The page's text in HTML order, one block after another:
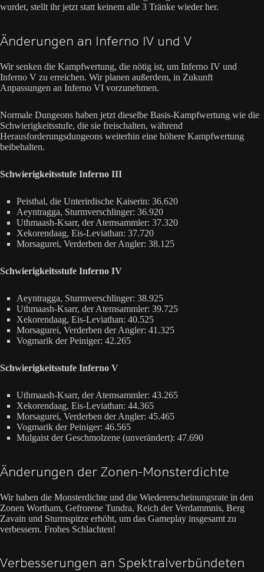
wurdet, stellt ihr jetzt statt keinem alle 3 Tränke wieder her.
Änderungen an Inferno IV und V
Wir senken die Kampfwertung, die nötig ist, um Inferno IV und
Inferno V zu erreichen. Wir planen außerdem, in Zukunft
Anpassungen an Inferno VI vorzunehmen.
Normale Dungeons haben jetzt dieselbe Basis-Kampfwertung wie die
Schwierigkeitsstufe, die sie freischalten, während
Herausforderungsdungeons weiterhin eine höhere Kampfwertung
beibehalten.
Schwierigkeitsstufe Inferno III
Peisthal, die Unterirdische Kaiserin: 36.620
Aeyntragga, Sturmverschlinger: 36.920
Uthmaash-Ksarr, der Atemsammler: 37.320
Xekorendaag, Eis-Leviathan: 37.720
Morsagurei, Verderben der Angler: 38.125
Schwierigkeitsstufe Inferno IV
Aeyntragga, Sturmverschlinger: 38.925
Uthmaash-Ksarr, der Atemsammler: 39.725
Xekorendaag, Eis-Leviathan: 40.525
Morsagurei, Verderben der Angler: 41.325
Vogmarik der Peiniger: 42.265
Schwierigkeitsstufe Inferno V
Uthmaash-Ksarr, der Atemsammler: 43.265
Xekorendaag, Eis-Leviathan: 44.365
Morsagurei, Verderben der Angler: 45.465
Vogmarik der Peiniger: 46.565
Mulgaist der Geschmolzene (unverändert): 47.690
Änderungen der Zonen-Monsterdichte
Wir haben die Monsterdichte und die Wiedererscheinungsrate in den
Zonen Wortham, Gefrorene Tundra, Reich der Verdammnis, Berg
Zavain und Sturmspitze erhöht, um das Gameplay insgesamt zu
verbessern. Frohes Schlachten!
Verbesserungen an Spektralverbündeten